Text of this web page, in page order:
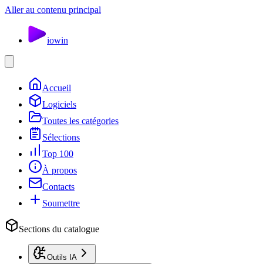
Aller au contenu principal
iowin
Accueil
Logiciels
Toutes les catégories
Sélections
Top 100
À propos
Contacts
Soumettre
Sections du catalogue
Outils IA